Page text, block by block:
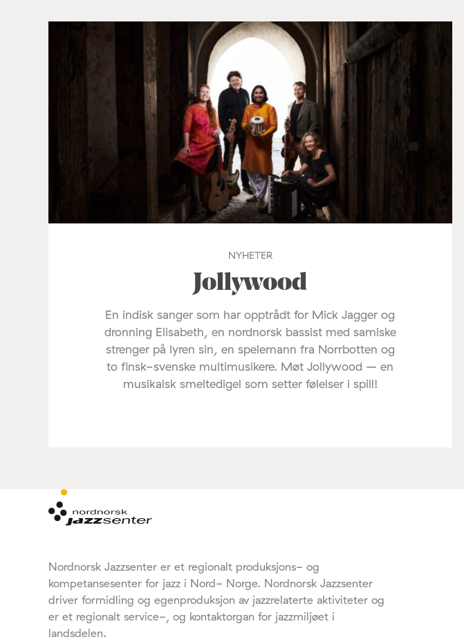
NYHETER
Jollywood
En indisk sanger som har opptrådt for Mick Jagger og
dronning Elisabeth, en nordnorsk bassist med samiske
strenger på lyren sin, en spelemann fra Norrbotten og
to finsk-svenske multimusikere. Møt Jollywood – en
musikalsk smeltedigel som setter følelser i spill!
Nordnorsk Jazzsenter er et regionalt produksjons- og
kompetansesenter for jazz i Nord- Norge. Nordnorsk Jazzsenter
driver formidling og egenproduksjon av jazzrelaterte aktiviteter og
er et regionalt service-, og kontaktorgan for jazzmiljøet i
landsdelen.